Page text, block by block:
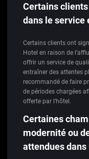
Certains
dans le service
Certains clients ont
Hotel en raison de
offrir un service de
entraîner des attentes
recommandé de faire
de périodes chargées
offerte par l’hôtel.
Certaines
modernité ou
attendues